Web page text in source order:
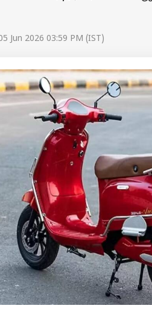
Jun 2026 03:59 PM (IST)